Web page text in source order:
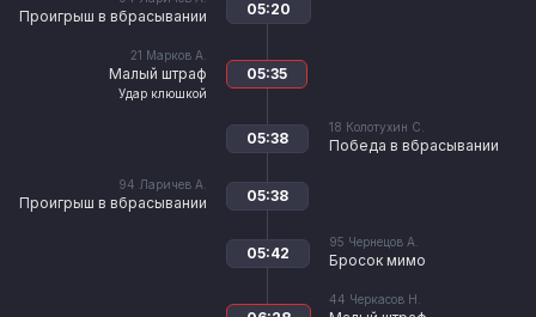
Проигрыш в вбрасывании 05:20
21 Марков А.
Малый штраф
Удар клюшкой
05:35
18 Колотухин С.
Победа в вбрасывании
05:38
94 Ларичев А.
Проигрыш в вбрасывании 05:38
95 Чернецов А.
Бросок мимо
05:42
44 Черкасов Н.